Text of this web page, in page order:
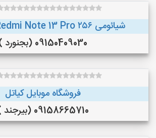
شیائومی Redmi Note 13 Pro ۲۵۶ گیگابایت
09150409030 (بجنورد )
فروشگاه موبایل کیاتل
09158665710 (بیرجند )